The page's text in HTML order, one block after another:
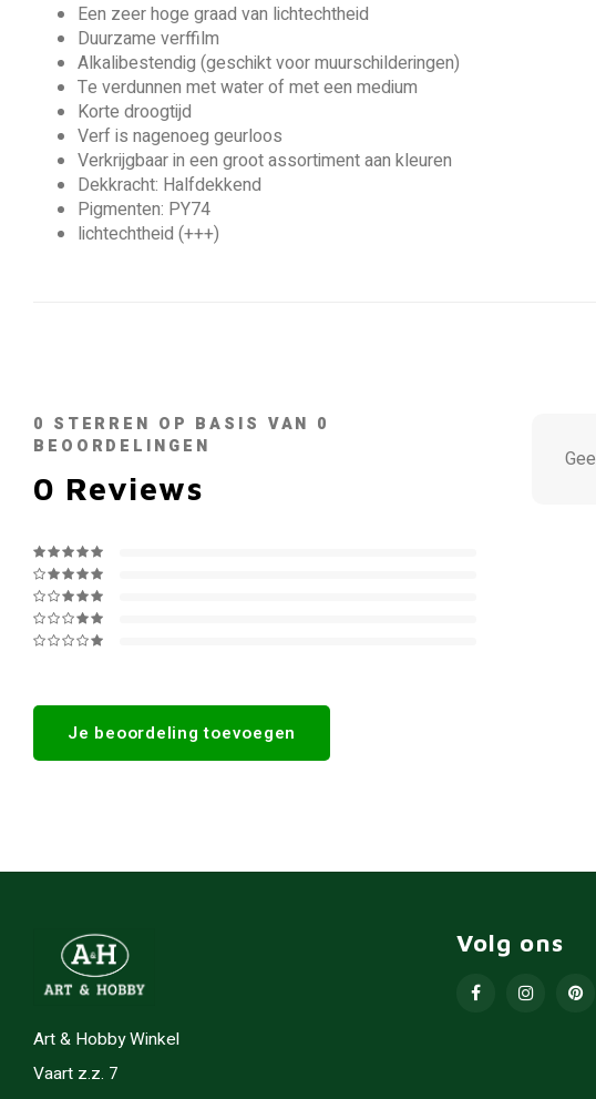
Een zeer hoge graad van lichtechtheid
Duurzame verffilm
Alkalibestendig (geschikt voor muurschilderingen)
Te verdunnen met water of met een medium
Korte droogtijd
Verf is nagenoeg geurloos
Verkrijgbaar in een groot assortiment aan kleuren
Dekkracht: Halfdekkend
Pigmenten: PY74
lichtechtheid (+++)
0 STERREN OP BASIS VAN 0
BEOORDELINGEN
0 Reviews
Je beoordeling toevoegen
Art & Hobby Winkel
Vaart z.z. 7
Volg ons